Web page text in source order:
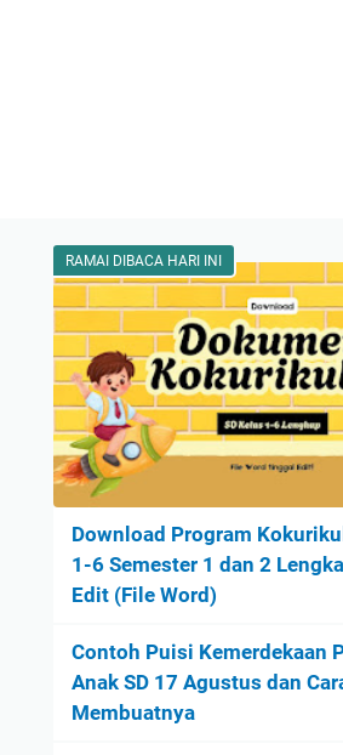
RAMAI DIBACA HARI INI
Download Program
1-6 Semester 1 dan 2
Edit (File Word)
Contoh Puisi Kemerdekaan
Anak SD 17 Agustus dan
Membuatnya